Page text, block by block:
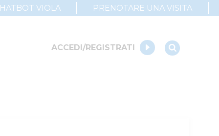
VIOLA PRENOTARE UNA VISITA
ACCEDI/REGISTRATI